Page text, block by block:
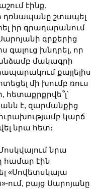
էինք,
դռնապանը շտապել
իր գրադարանում
գրքերից
գալուց խնդրել, որ
մակագրի
քայլելիս
մի խումբ ռուս
հետաքրքրվե՞լ՝
է, զարմանքից
կարճ
նրա հետ։
նրա
համար էին
«Սովետսկայա
ում, բայց Սարոյանը